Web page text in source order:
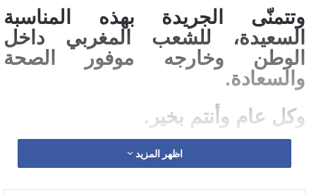
وتتمنّى الجريدة بهذه المناسبة
السعيدة، للشعب المغربي داخل
الوطن وخارجه موفور الصحة
والسعادة.
وكل عام وأنتم بخير.
اظهر المزيد